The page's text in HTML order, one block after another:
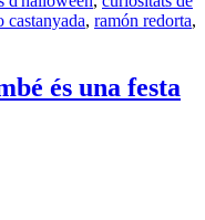
castanyada, ramón redorta,
és una festa